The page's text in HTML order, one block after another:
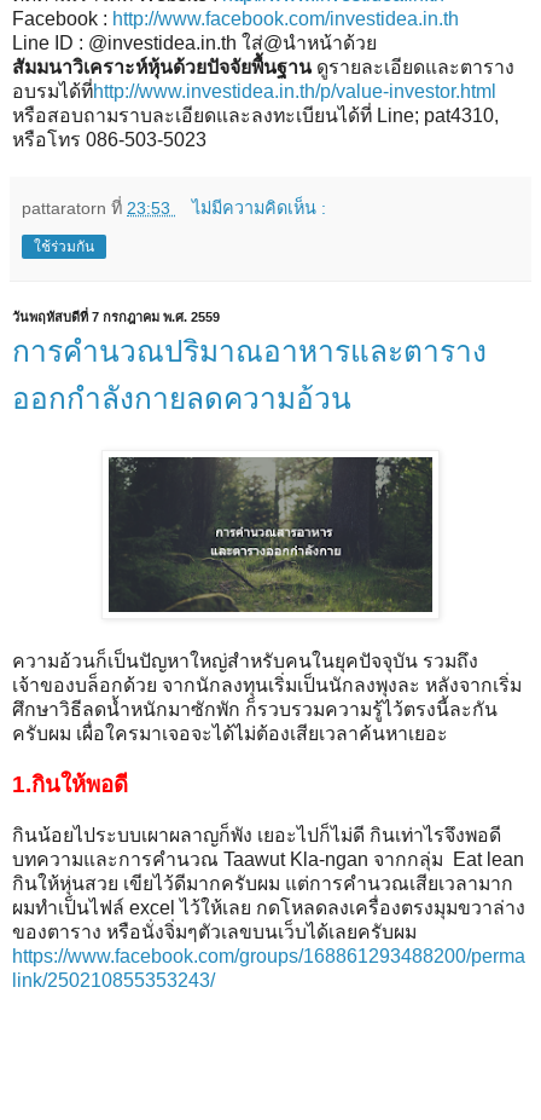
Facebook : http://www.facebook.com/investidea.in.th
Line ID : @investidea.in.th ใส่@นำหน้าด้วย
สัมมนาวิเคราะห์หุ้นด้วยปัจจัยพื้นฐาน ดูรายละเอียดและตาราง
อบรมได้ที่http://www.investidea.in.th/p/value-investor.html
หรือสอบถามราบละเอียดและลงทะเบียนได้ที่ Line; pat4310,
หรือโทร 086-503-5023
pattaratorn ที่ 23:53 ไม่มีความคิดเห็น :
ใช้ร่วมกัน
วันพฤหัสบดีที่ 7 กรกฎาคม พ.ศ. 2559
การคำนวณปริมาณอาหารและตาราง
ออกกำลังกายลดความอ้วน
ความอ้วนก็เป็นปัญหาใหญ่สำหรับคนในยุคปัจจุบัน รวมถึง
เจ้าของบล็อกด้วย จากนักลงทุนเริ่มเป็นนักลงพุงละ หลังจากเริ่ม
ศึกษาวิธีลดน้ำหนักมาซักพัก ก็รวบรวมความรู้ไว้ตรงนี้ละกัน
ครับผม เผื่อใครมาเจอจะได้ไม่ต้องเสียเวลาค้นหาเยอะ
1.กินให้พอดี
กินน้อยไประบบเผาผลาญก็พัง เยอะไปก็ไม่ดี กินเท่าไรจึงพอดี
บทความและการคำนวณ Taawut Kla-ngan จากกลุ่ม Eat lean
กินให้หุ่นสวย เขียไว้ดีมากครับผม แต่การคำนวณเสียเวลามาก
ผมทำเป็นไฟล์ excel ไว้ให้เลย กดโหลดลงเครื่องตรงมุมขวาล่าง
ของตาราง หรือนั่งจิ่มๆตัวเลขบนเว็บได้เลยครับผม
https://www.facebook.com/groups/168861293488200/perma
link/250210855353243/